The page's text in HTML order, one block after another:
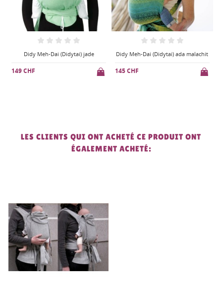
Didy Meh-Dai (Didytai) ada malachit
145 CHF
Didy Meh-Dai (Didytai) silber
149 CHF
LES CLIENTS QUI ONT ACHETÉ CE PRODUIT ONT
ÉGALEMENT ACHETÉ: